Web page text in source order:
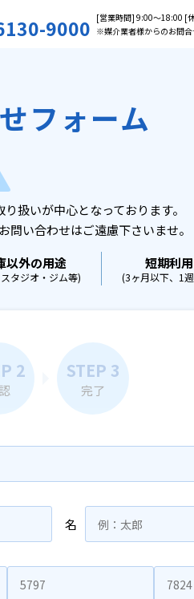
9000
[営業時間] 9:00〜18:00 [
※媒介業者様からのお問合
フォーム
り扱いが中心となっております。
い合わせはご遠慮下さいませ。
以外の用途
タジオ・ジム等)
短期利用
(3ヶ月以下、1
2 STEP 3
完了
名